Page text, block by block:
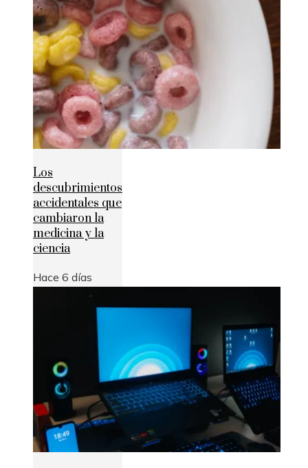
Los
descubrimientos
accidentales que
cambiaron la
medicina y la
ciencia
Hace 6 días